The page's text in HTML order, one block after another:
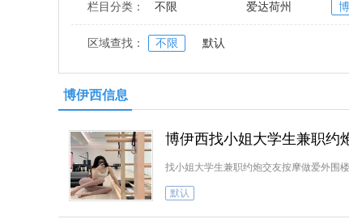
栏目分类： 不限 爱达荷州
区域查找： 不限 默认
博伊西信息
博伊西找小姐大学生兼职约
找小姐大学生兼职约炮交友按摩做爱外围
默认